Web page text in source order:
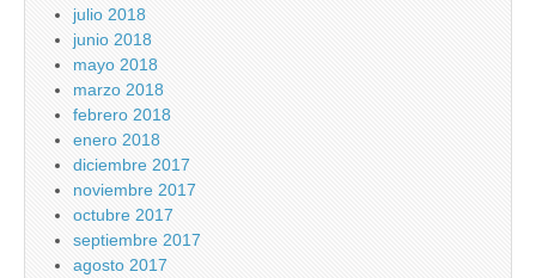
julio 2018
junio 2018
mayo 2018
marzo 2018
febrero 2018
enero 2018
diciembre 2017
noviembre 2017
octubre 2017
septiembre 2017
agosto 2017